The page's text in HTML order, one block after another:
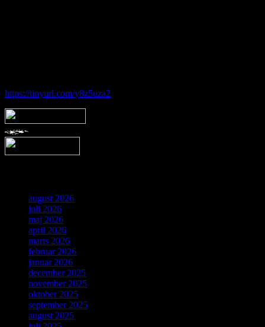
https://tinyurl.com/y8z5uza2
august 2026
juli 2026
maj 2026
april 2026
marts 2026
februar 2026
januar 2026
december 2025
november 2025
oktober 2025
september 2025
august 2025